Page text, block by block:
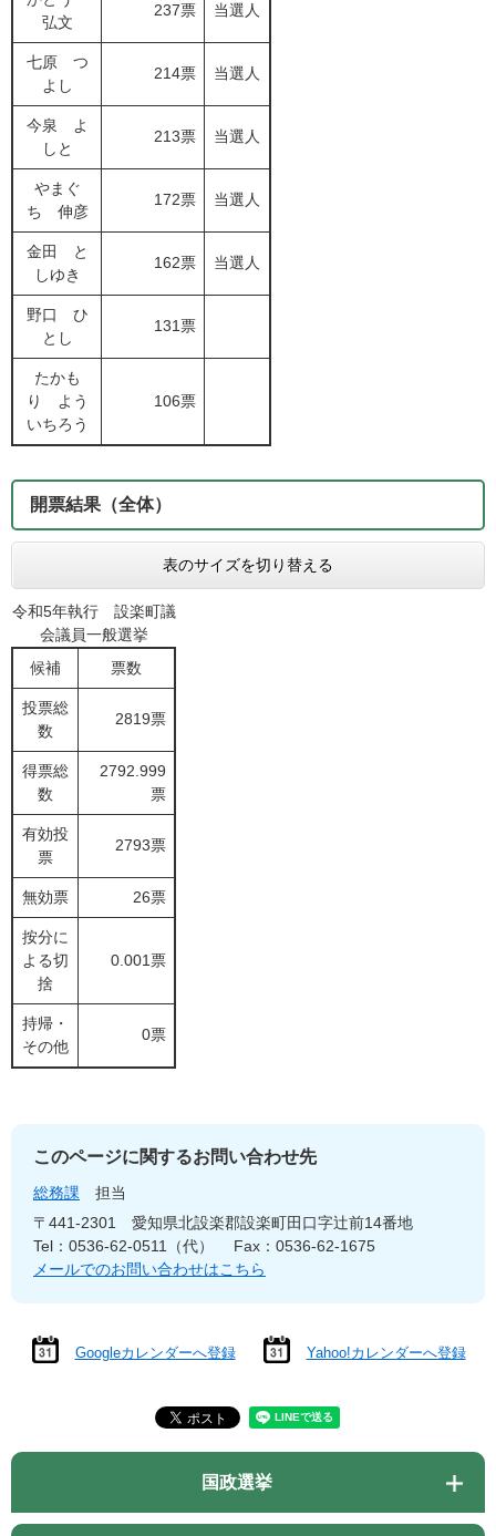
弘文
237票 当選人
七原 つ
よし
214票 当選人
今泉 よ
しと
213票 当選人
やまぐ
ち 伸彦
172票 当選人
金田 と
しゆき
162票 当選人
野口 ひ
とし
131票
たかも
り よう
いちろう
106票
開票結果（全体）
表のサイズを切り替える
令和5年執行 設楽町議
会議員一般選挙
候補
票数
投票総
数
2819票
得票総
数
2792.999
票
有効投
票
2793票
無効票 26票
按分に
よる切
捨
0.001票
持帰・
その他
0票
このページに関するお問い合わせ先
総務課
担当
〒441-2301
愛知県北設楽郡設楽町田口字辻前14番地
Tel：0536-62-0511（代）
Fax：0536-62-1675
メールでのお問い合わせはこちら
Googleカレンダーへ登録 Yahoo!カレンダーへ登録
国政選挙